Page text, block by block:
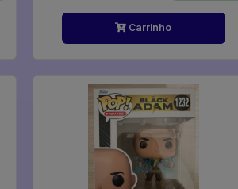
Carrinho